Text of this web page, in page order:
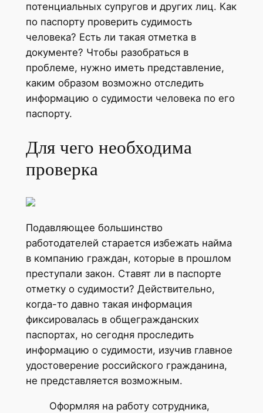
потенциальных супругов и других лиц. Как
по паспорту проверить судимость
человека? Есть ли такая отметка в
документе? Чтобы разобраться в
проблеме, нужно иметь представление,
каким образом возможно отследить
информацию о судимости человека по его
паспорту.
Для чего необходима
проверка
Подавляющее большинство
работодателей старается избежать найма
в компанию граждан, которые в прошлом
преступали закон. Ставят ли в паспорте
отметку о судимости? Действительно,
когда-то давно такая информация
фиксировалась в общегражданских
паспортах, но сегодня проследить
информацию о судимости, изучив главное
удостоверение российского гражданина,
не представляется возможным.
Оформляя на работу сотрудника,